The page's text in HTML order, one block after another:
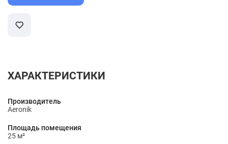
ХАРАКТЕРИСТИКИ
Производитель
Aeronik
Площадь помещения
25 м²